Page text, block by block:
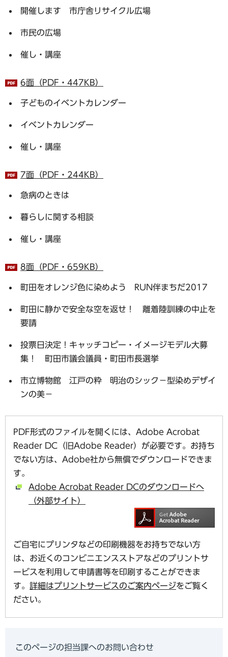
開催します 市庁舎リサイクル広場
市民の広場
催し・講座
6面（PDF・447KB）
子どものイベントカレンダー
イベントカレンダー
催し・講座
7面（PDF・244KB）
急病のときは
暮らしに関する相談
催し・講座
8面（PDF・659KB）
町田をオレンジ色に染めよう RUN伴まちだ2017
町田に静かで安全な空を返せ！ 離着陸訓練の中止を
要請
投票日決定！キャッチコピー・イメージモデル大募
集！ 町田市議会議員・町田市長選挙
市立博物館 江戸の粋 明治のシック－型染めデザイ
ンの美－
PDF形式のファイルを開くには、Adobe Acrobat
Reader DC（旧Adobe Reader）が必要です。お持ち
でない方は、Adobe社から無償でダウンロードできま
す。
Adobe Acrobat Reader DCのダウンロードへ
（外部サイト）
ご自宅にプリンタなどの印刷機器をお持ちでない方
は、お近くのコンビニエンスストアなどのプリントサ
ービスを利用して申請書等を印刷することができま
す。 詳細はプリントサービスのご案内ページをご覧く
ださい。
このページの担当課へのお問い合わせ